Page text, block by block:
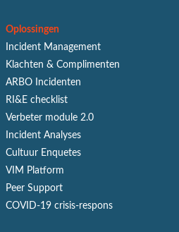
Oplossingen
Incident Management
Klachten & Complimenten
ARBO Incidenten
RI&E checklist
Verbeter module 2.0
Incident Analyses
Cultuur Enquetes
VIM Platform
Peer Support
COVID-19 crisis-respons